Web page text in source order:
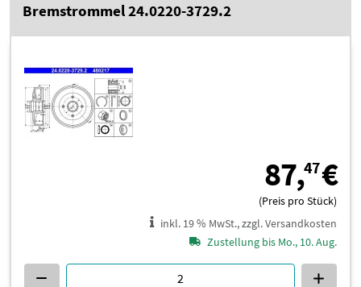
Bremstrommel 24.0220-3729.2
87,47€
(Preis pro Stück)
inkl. 19 % MwSt., zzgl. Versandkosten
Zustellung bis Mo., 10. Aug.